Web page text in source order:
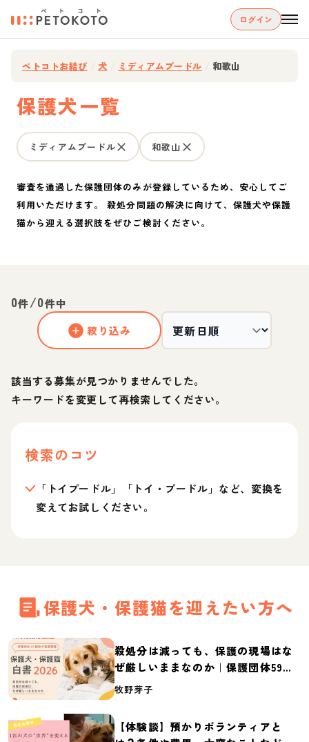
ログイン
ペトコトお結び 犬 ミディアムプードル 和歌山
保護犬一覧
ミディアムプードル 和歌山
審査を通過した保護団体のみが登録しているため、安心してご
利用いただけます。 殺処分問題の解決に向けて、保護犬や保護
猫から迎える選択肢をぜひご検討ください。
0件/0件中
絞り込み
該当する募集が見つかりませんでした。
キーワードを変更して再検索してください。
検索のコツ
「トイプードル」「トイ・プードル」など、変換を
変えてお試しください。
保護犬・保護猫を迎えたい方へ
殺処分は減っても、保護の現場はな
ぜ厳しいままなのか｜保護団体59団
体の実態調査【保護犬・保護猫白書
牧野芽子
【体験談】預かりボランティアと